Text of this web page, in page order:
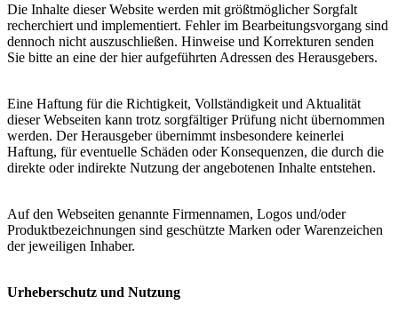
Die Inhalte dieser Website werden mit größtmöglicher Sorgfalt
recherchiert und implementiert. Fehler im Bearbeitungsvorgang sind
dennoch nicht auszuschließen. Hinweise und Korrekturen senden
Sie bitte an eine der hier aufgeführten Adressen des Herausgebers.
Eine Haftung für die Richtigkeit, Vollständigkeit und Aktualität
dieser Webseiten kann trotz sorgfältiger Prüfung nicht übernommen
werden. Der Herausgeber übernimmt insbesondere keinerlei
Haftung, für eventuelle Schäden oder Konsequenzen, die durch die
direkte oder indirekte Nutzung der angebotenen Inhalte entstehen.
Auf den Webseiten genannte Firmennamen, Logos und/oder
Produktbezeichnungen sind geschützte Marken oder Warenzeichen
der jeweiligen Inhaber.
Urheberschutz und Nutzung